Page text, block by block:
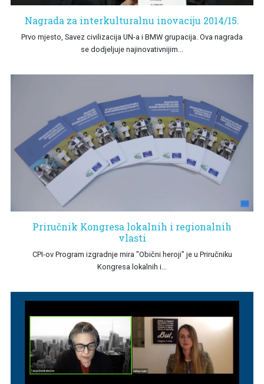
Nagrada za interkulturalnu inovaciju 2014/15.
Prvo mjesto, Savez civilizacija UN-a i BMW grupacija. Ova nagrada
se dodjeljuje najinovativnijim...
Priručnik Kongresa lokalnih i regionalnih
vlasti
CPI-ov Program izgradnje mira "Obični heroji" je u Priručniku
Kongresa lokalnih i...